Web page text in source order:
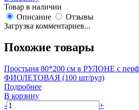
Товар в наличии
Описание
Отзывы
Загрузка комментариев...
Похожие товары
Простыня 80*200 см в РУЛОНЕ с
ФИОЛЕТОВАЯ (100 шт/рул)
Подробнее
В корзину
-
+